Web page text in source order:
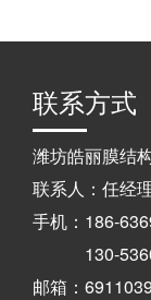
联系方式
潍坊皓丽膜结
联系人：任经
手机：186-
130-
邮箱：